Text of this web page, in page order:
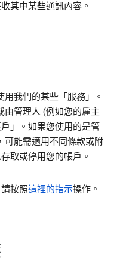
其中某些通訊內容。
我們的某些「服務」。
由管理人 (例如您的雇主
」。如果您使用的是管
可能需適用不同條款或附
取或停用您的帳戶。
按照這裡的指示操作。